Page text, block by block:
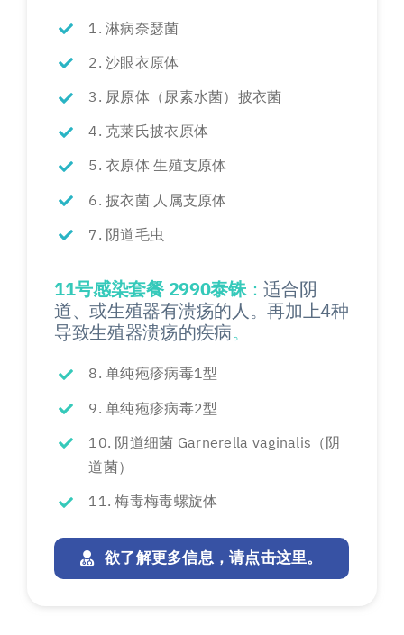
1. 淋病奈瑟菌
2. 沙眼衣原体
3. 尿原体（尿素水菌）披衣菌
4. 克莱氏披衣原体
5. 衣原体 生殖支原体
6. 披衣菌 人属支原体
7. 阴道毛虫
11号感染套餐 2990泰铢：适合阴
道、或生殖器有溃疡的人。再加上4种
导致生殖器溃疡的疾病。
8. 单纯疱疹病毒1型
9. 单纯疱疹病毒2型
10. 阴道细菌 Garnerella vaginalis（阴
道菌）
11. 梅毒梅毒螺旋体
欲了解更多信息，请点击这里。